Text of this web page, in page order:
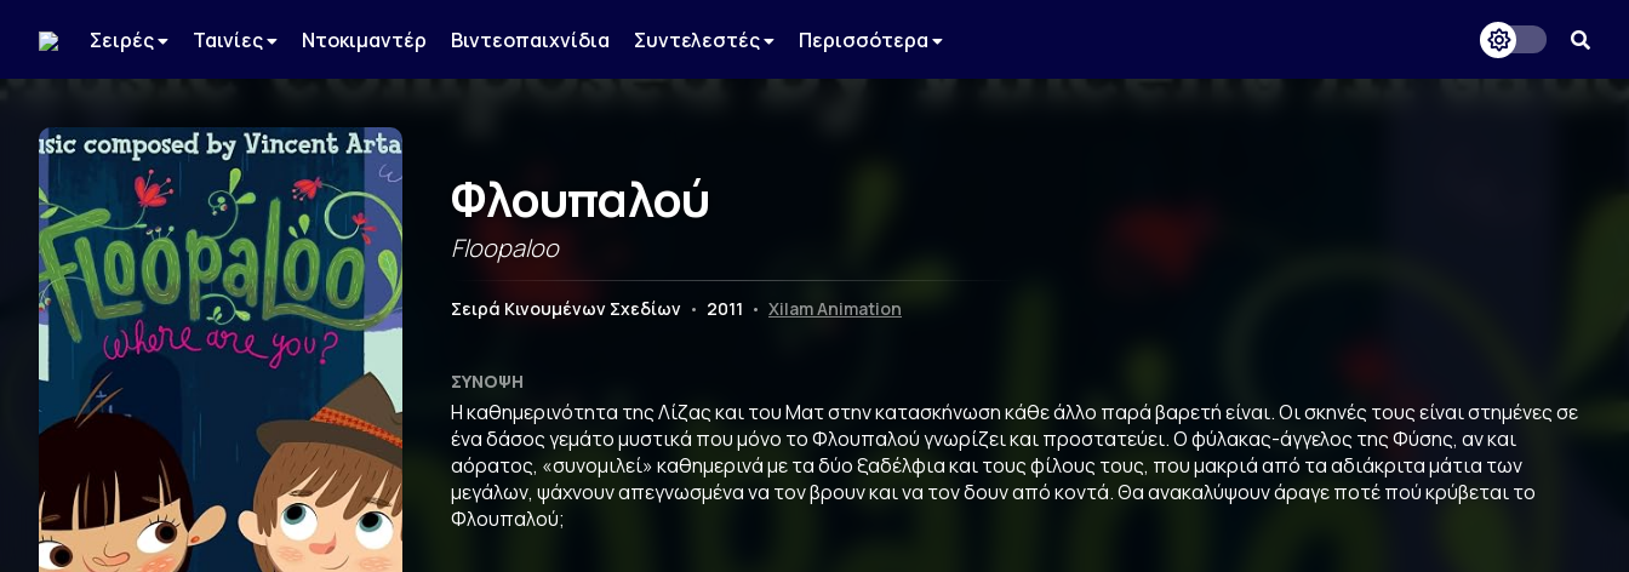
Σειρές Ταινίες Ντοκιμαντέρ Βιντεοπαιχνίδια Συντελεστές Περισσότερα
Φλουπαλού
Floopaloo
Σειρά Κινουμένων Σχεδίων • 2011 • Xilam Animation
ΣΎΝΟΨΗ
Η καθημερινότητα της Λίζας και του Ματ στην κατασκήνωση κάθε άλλο παρά βαρετή είναι. Οι σκηνές τους είναι στημένες σε
ένα δάσος γεμάτο μυστικά που μόνο το Φλουπαλού γνωρίζει και προστατεύει. Ο φύλακας-άγγελος της Φύσης, αν και
αόρατος, «συνομιλεί» καθημερινά με τα δύο ξαδέλφια και τους φίλους τους, που μακριά από τα αδιάκριτα μάτια των
μεγάλων, ψάχνουν απεγνωσμένα να τον βρουν και να τον δουν από κοντά. Θα ανακαλύψουν άραγε ποτέ πού κρύβεται το
Φλουπαλού;